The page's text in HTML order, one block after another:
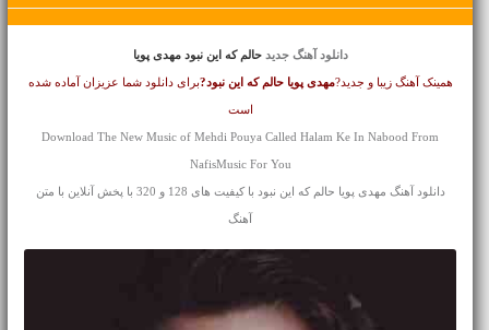
دانلود آهنگ جدید حالم که این نبود مهدی پویا
همینک آهنگ زیبا و جدید?مهدی پویا حالم که این نبود?برای دانلود شما عزیزان آماده شده
است
Download The New Music of Mehdi Pouya Called Halam Ke In Nabood From
NafisMusic For You
دانلود آهنگ مهدی پویا حالم که این نبود با کیفیت های 128 و 320 با پخش آنلاین با متن
آهنگ